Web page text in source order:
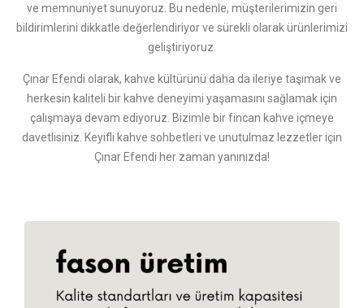
ve memnuniyet sunuyoruz. Bu nedenle, müşterilerimizin geri
bildirimlerini dikkatle değerlendiriyor ve sürekli olarak ürünlerimizi
geliştiriyoruz.
Çınar Efendi olarak, kahve kültürünü daha da ileriye taşımak ve
herkesin kaliteli bir kahve deneyimi yaşamasını sağlamak için
çalışmaya devam ediyoruz. Bizimle bir fincan kahve içmeye
davetlisiniz. Keyifli kahve sohbetleri ve unutulmaz lezzetler için
Çınar Efendi her zaman yanınızda!